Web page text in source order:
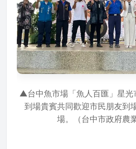
▲台中魚市場「魚人百匯」星光
到場貴賓共同歡迎市民朋友到
場。（台中市政府農